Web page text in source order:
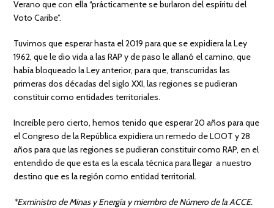
Verano que con ella “prácticamente se burlaron del espíritu del
Voto Caribe”.
Tuvimos que esperar hasta el 2019 para que se expidiera la Ley
1962, que le dio vida a las RAP y de paso le allanó el camino, que
había bloqueado la Ley anterior, para que, transcurridas las
primeras dos décadas del siglo XXI, las regiones se pudieran
constituir como entidades territoriales.
Increíble pero cierto, hemos tenido que esperar 20 años para que
el Congreso de la República expidiera un remedo de LOOT y 28
años para que las regiones se pudieran constituir como RAP, en el
entendido de que esta es la escala técnica para llegar a nuestro
destino que es la región como entidad territorial.
*Exministro de Minas y Energía y miembro de Número de la ACCE.